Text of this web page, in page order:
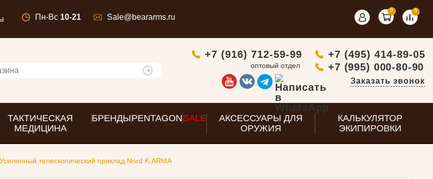
Пн-Вс 10-21 Sale@beararms.ru
0 0
+7 (916) 712-59-99
оптовый отдел
+7 (495) 414-89-05
+7 (995) 000-80-90
Заказать звонок
ТАКТИЧЕСКАЯ
МЕДИЦИНА
БРЕНДЫPENTAGONSALE
АКСЕССУАРЫ ДЛЯ
ОРУЖИЯ
КАЛЬКУЛЯТОР
ЭКИПИРОВКИ
Усиленный телескопический приклад Nord K.ARMA